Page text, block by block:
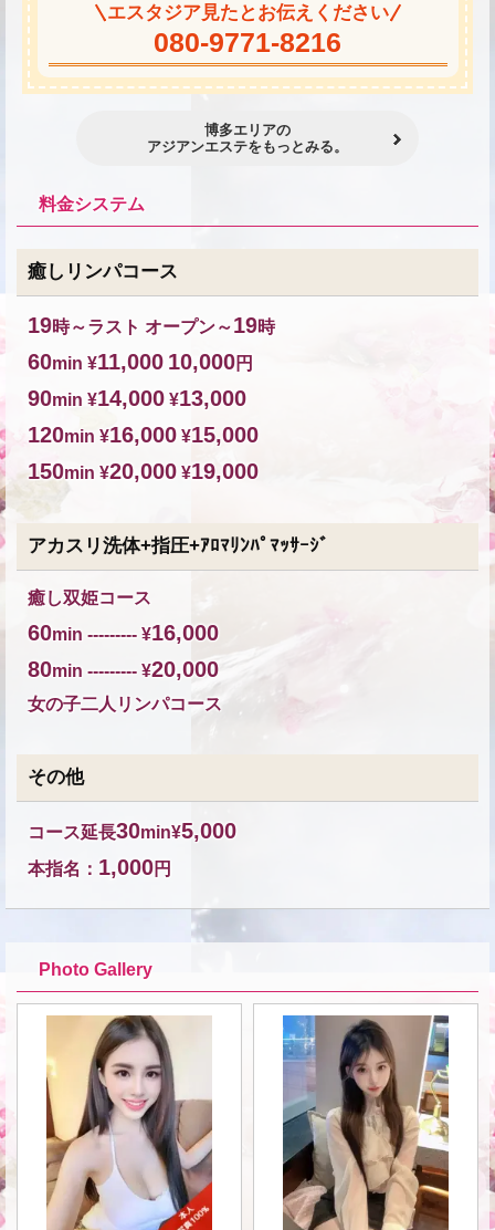
エスタジア見たとお伝えください
080-9771-8216
博多エリアの
アジアンエステをもっとみる。
料金システム
癒しリンパコース
19時～ラスト オープン～19時
60min ¥11,000 10,000円
90min ¥14,000 ¥13,000
120min ¥16,000 ¥15,000
150min ¥20,000 ¥19,000
アカスリ洗体+指圧+ｱﾛﾏﾘﾝﾊﾟﾏｯｻｰｼﾞ
癒し双姫コース
60min --------- ¥16,000
80min --------- ¥20,000
女の子二人リンパコース
その他
コース延長30min¥5,000
本指名： 1,000円
Photo Gallery